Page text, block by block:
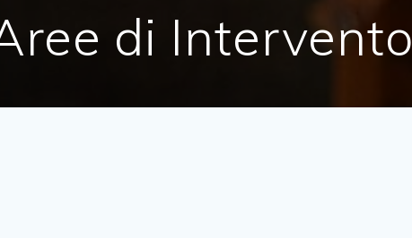
di Intervento